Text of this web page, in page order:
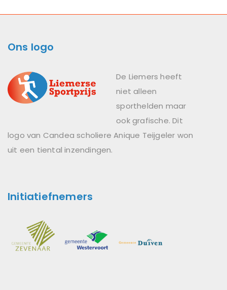
Ons logo
De Liemers heeft
niet alleen
sporthelden maar
ook grafische. Dit
logo van Candea scholiere Anique Teijgeler won
uit een tiental inzendingen.
Initiatiefnemers